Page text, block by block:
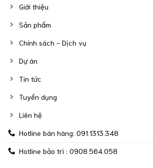
Giới thiệu
Sản phẩm
Chính sách - Dịch vụ
Dự án
Tin tức
Tuyển dụng
Liên hệ
Hotline bán hàng: 091.1313.348
Hotline bảo trì : 0908.564.058